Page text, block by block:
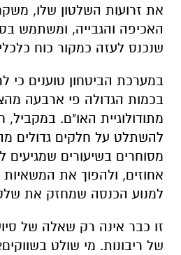
את זרועות השלטון שלו,
האכיפה והגבייה, ומשתמש
שנכנס לעזה כמקור כוח כלכלי
במערכת הביטחון טוענים כי
בכמות הגדולה פי ארבעה
מתודולוגיית האו"ם.
להשתלט על חלקים גדולים
אחוזים, ולהפוך את המשאיות
למנוע הכנסה שמחזק את
זו כבר אינה רק שאלה של
של ריבונות. מי שולט